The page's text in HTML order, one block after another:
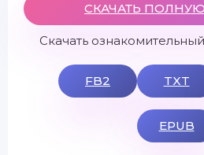
СКАЧАТЬ
Скачать
FB2 TXT
EPUB